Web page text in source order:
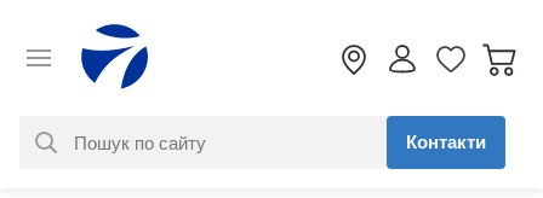
Контакти